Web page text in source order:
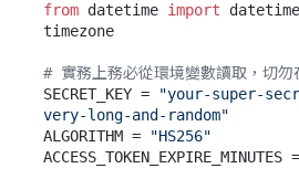
from datetime import
timezone
# 實務上務必從環境變數讀取，切勿
SECRET_KEY =
"your-super-
very-long-and-random"
ALGORITHM =
"HS256"
ACCESS_TOKEN_EXPIRE_MINUTES =